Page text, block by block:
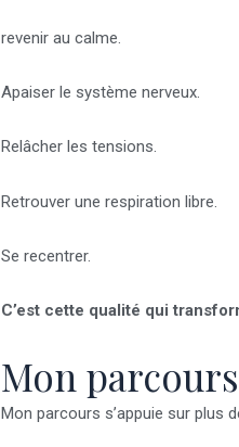
revenir au calme.
Apaiser le système nerveux.
Relâcher les tensions.
Retrouver une respiration libre.
Se recentrer.
C’est cette qualité qui
Mon
Mon parcours s’appuie sur plus